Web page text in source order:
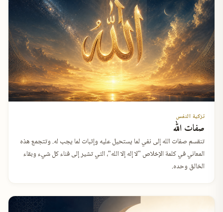
تزكية النفس
صفات الله
تنقسم صفات الله إلى نفي لما يستحيل عليه وإثبات لما يجب له. وتتجمع هذه
المعاني في كلمة الإخلاص "لا إله إلا الله"، التي تشير إلى فناء كل شيء وبقاء
الخالق وحده.